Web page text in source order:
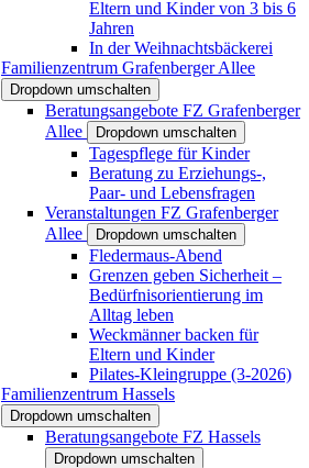
Eltern und Kinder von 3 bis 6
Jahren
In der Weihnachtsbäckerei
Familienzentrum Grafenberger Allee
Dropdown umschalten
Beratungsangebote FZ Grafenberger
Allee
Dropdown umschalten
Tagespflege für Kinder
Beratung zu Erziehungs-,
Paar- und Lebensfragen
Veranstaltungen FZ Grafenberger
Allee
Dropdown umschalten
Fledermaus-Abend
Grenzen geben Sicherheit –
Bedürfnisorientierung im
Alltag leben
Weckmänner backen für
Eltern und Kinder
Pilates-Kleingruppe (3-2026)
Familienzentrum Hassels
Dropdown umschalten
Beratungsangebote FZ Hassels
Dropdown umschalten